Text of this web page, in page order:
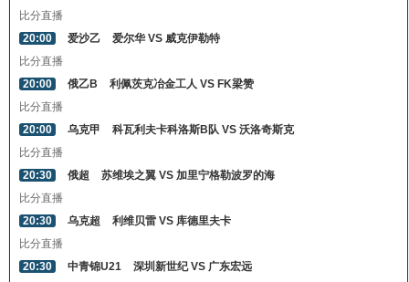
比分直播
20:00
爱沙乙
爱尔华 VS 威克伊勒特
比分直播
20:00
俄乙B
利佩茨克冶金工人 VS FK梁赞
比分直播
20:00
乌克甲
科瓦利夫卡科洛斯B队 VS 沃洛奇斯克
比分直播
20:30
俄超
苏维埃之翼 VS 加里宁格勒波罗的海
比分直播
20:30
乌克超
利维贝雷 VS 库德里夫卡
比分直播
20:30
中青锦U21
深圳新世纪 VS 广东宏远